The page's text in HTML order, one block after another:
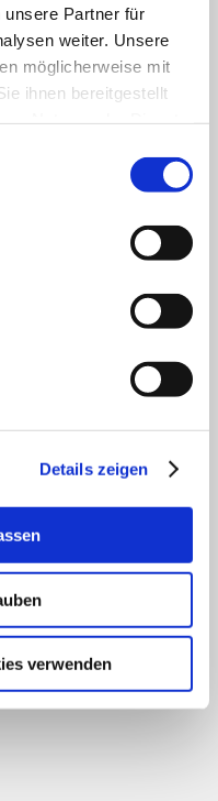
unsere Partner für
weiter. Unsere
möglicherweise mit
ihnen bereitgestellt
Details zeigen
verwenden
Alphabet, abc, ABC,
geschlossen.
& Lieferung Zahlungsweisen